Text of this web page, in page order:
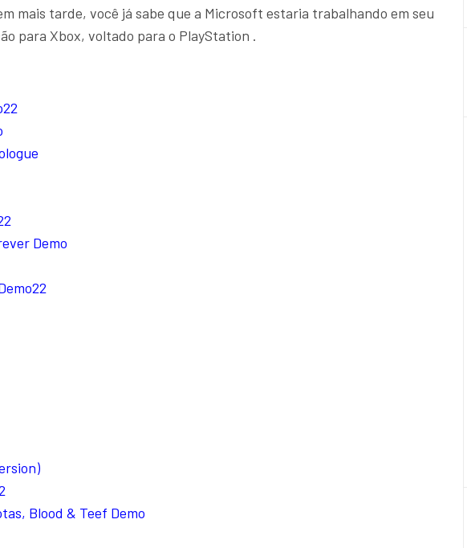
mais tarde, você já sabe que a Microsoft estaria trabalhando em seu
para Xbox, voltado para o PlayStation .
Demo
Blood & Teef Demo